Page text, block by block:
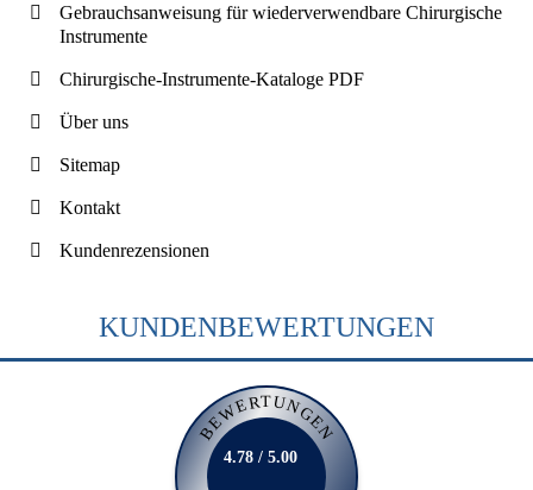
Gebrauchsanweisung für wiederverwendbare Chirurgische
Instrumente
Chirurgische-Instrumente-Kataloge PDF
Über uns
Sitemap
Kontakt
Kundenrezensionen
KUNDENBEWERTUNGEN
BEWERTUNGEN
4.78 / 5.00